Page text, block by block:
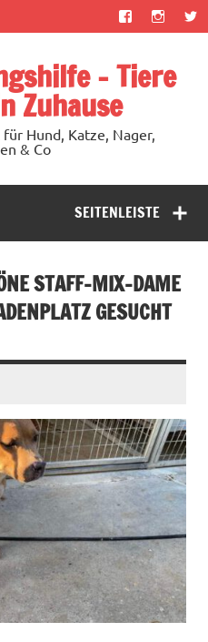
– Tiere
Zuhause
Hund, Katze, Nager,
& Co
SEITENLEISTE
STAFF-MIX-DAME
GESUCHT